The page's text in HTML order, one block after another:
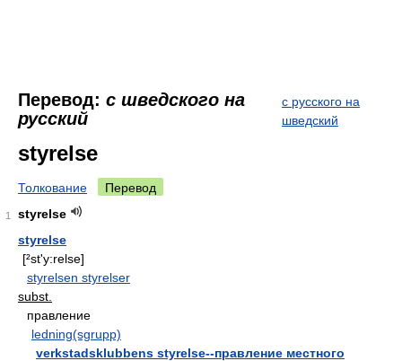
Перевод: с шведского на
русский
с русского на
шведский
styrelse
Толкование Перевод
1
styrelse
styrelse
[²st'y:relse]
styrelsen styrelser
subst.
правление
ledning(sgrupp)
verkstadsklubbens styrelse--правление местного